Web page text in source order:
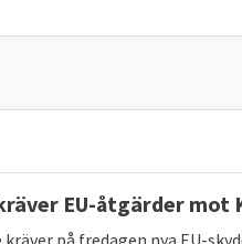
.
Kina ut?
och politiska toppmöten
EU-åtgärder mot
på fredagen nya EU-